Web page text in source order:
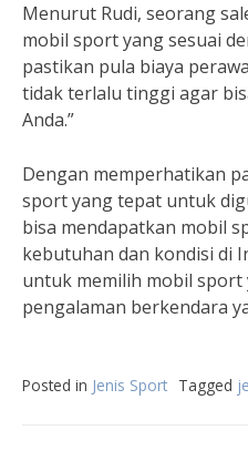
Menurut Rudi, seorang
mobil sport yang sesuai
pastikan pula biaya
tidak terlalu tinggi agar
Anda.”
Dengan memperhatikan
sport yang tepat untuk
bisa mendapatkan mobil
kebutuhan dan kondisi di
untuk memilih mobil
pengalaman berkendara
Posted in Jenis Sport Tagged